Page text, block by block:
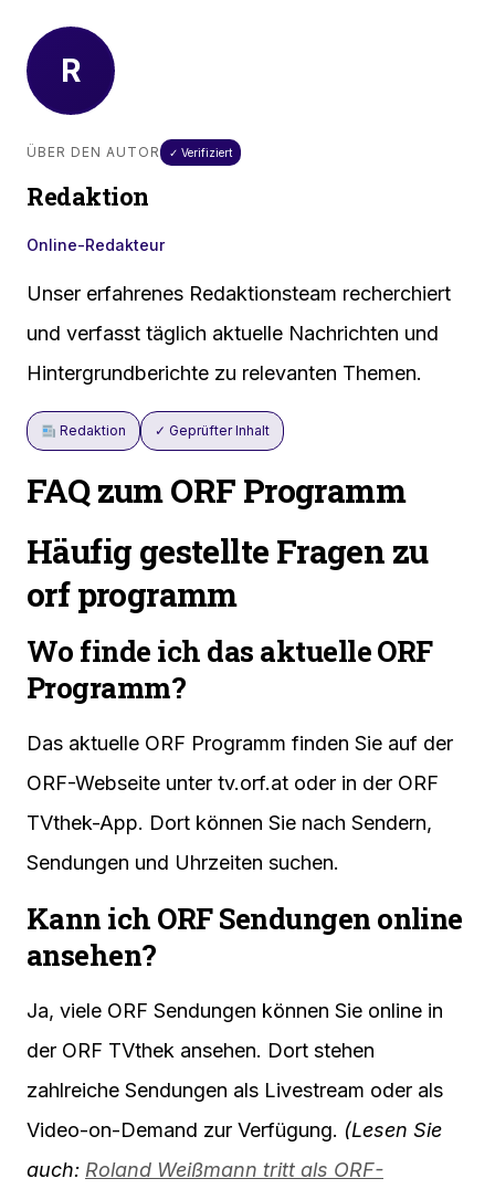
R
ÜBER DEN AUTOR ✓ Verifiziert
Redaktion
Online-Redakteur
Unser erfahrenes Redaktionsteam recherchiert
und verfasst täglich aktuelle Nachrichten und
Hintergrundberichte zu relevanten Themen.
Redaktion ✓ Geprüfter Inhalt
FAQ zum ORF Programm
Häufig gestellte Fragen zu
orf programm
Wo finde ich das aktuelle ORF
Programm?
Das aktuelle ORF Programm finden Sie auf der
ORF-Webseite unter tv.orf.at oder in der ORF
TVthek-App. Dort können Sie nach Sendern,
Sendungen und Uhrzeiten suchen.
Kann ich ORF Sendungen online
ansehen?
Ja, viele ORF Sendungen können Sie online in
der ORF TVthek ansehen. Dort stehen
zahlreiche Sendungen als Livestream oder als
Video-on-Demand zur Verfügung. (Lesen Sie
auch: Roland Weißmann tritt als ORF-